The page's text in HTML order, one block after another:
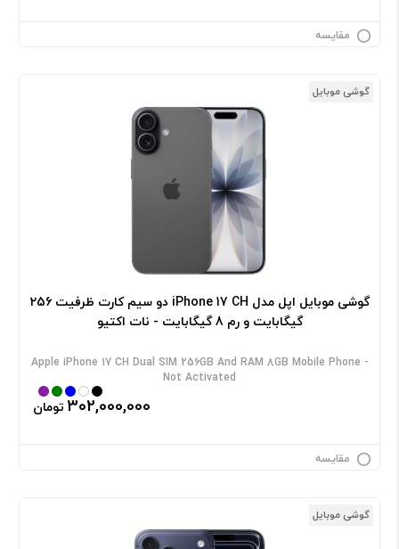
مقایسه
گوشی موبایل
گوشی موبایل اپل مدل iPhone 17 CH دو سیم کارت ظرفیت 256
گیگابایت و رم 8 گیگابایت - نات اکتیو
Apple iPhone 17 CH Dual SIM 256GB And RAM 8GB Mobile Phone -
Not Activated
302,000,000 تومان
مقایسه
گوشی موبایل